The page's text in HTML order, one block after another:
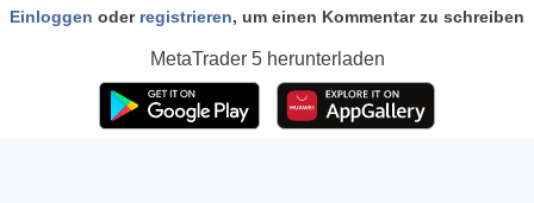
Einloggen oder registrieren, um einen Kommentar zu schreiben
MetaTrader 5herunterladen